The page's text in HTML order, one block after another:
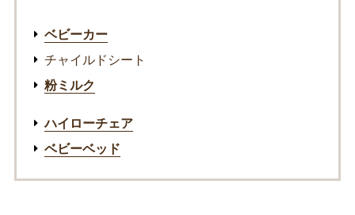
ベビーカー
チャイルドシート
粉ミルク
ハイローチェア
ベビーベッド